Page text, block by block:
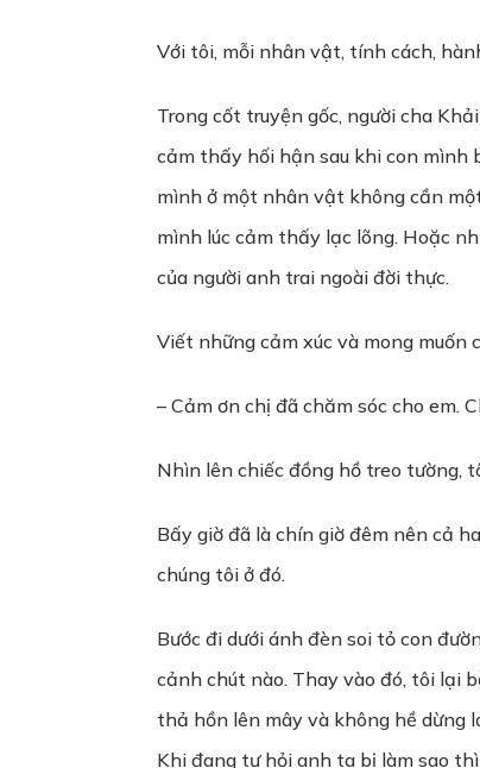
Với tôi, mỗi nhân vật, tính cách,
Trong cốt truyện gốc, người cha
cảm thấy hối hận sau khi con mình
mình ở một nhân vật không cần
mình lúc cảm thấy lạc lõng. Hoặc
của người anh trai ngoài đời thực.
Viết những cảm xúc và mong
– Cảm ơn chị đã chăm sóc cho em.
Nhìn lên chiếc đồng hồ treo tường,
Bấy giờ đã là chín giờ đêm nên cả
chúng tôi ở đó.
Bước đi dưới ánh đèn soi tỏ con
cảnh chút nào. Thay vào đó, tôi lại
thả hồn lên mây và không hề dừng
Khi đang tự hỏi anh ta bị làm sao